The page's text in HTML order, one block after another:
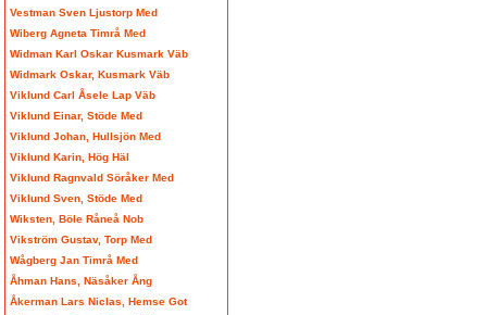
Vestman Sven Ljustorp Med
Wiberg Agneta Timrå Med
Widman Karl Oskar Kusmark Väb
Widmark Oskar, Kusmark Väb
Viklund Carl Åsele Lap Väb
Viklund Einar, Stöde Med
Viklund Johan, Hullsjön Med
Viklund Karin, Hög Häl
Viklund Ragnvald Söråker Med
Viklund Sven, Stöde Med
Wiksten, Böle Råneå Nob
Vikström Gustav, Torp Med
Wågberg Jan Timrå Med
Åhman Hans, Näsåker Ång
Åkerman Lars Niclas, Hemse Got